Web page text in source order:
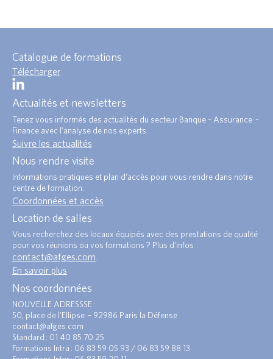
Catalogue de formations
Télécharger
Actualités et newsletters
Tenez vous informés des actualités du secteur Banque – Assurance –
Finance avec l’analyse de nos experts.
Suivre les actualités
Nous rendre visite
Informations pratiques et plan d’accès pour vous rendre dans notre
centre de formation.
Coordonnées et accès
Location de salles
Vous recherchez des locaux équipés avec des prestations de qualité
pour vos réunions ou vos formations ? Plus d’infos :
contact@afges.com.
En savoir plus
Nos coordonnées
NOUVELLE ADRESSSE :
50, place de l’Ellipse – 92986 Paris la Défense
contact@afges.com
Standard : 01 40 85 70 25
Formations Intra : 06 83 59 05 93 / 06 83 59 88 13